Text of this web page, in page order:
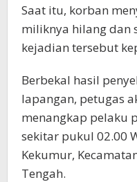
Saat itu, korban
miliknya hilang dan
kejadian tersebut
Berbekal hasil
lapangan, petugas
menangkap pelaku
sekitar pukul 02.00
Kekumur,
Tengah.